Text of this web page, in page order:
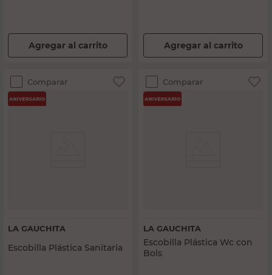
Agregar al carrito Agregar al carrito
Comparar
LA GAUCHITA
Escobilla Plástica Sanitaria
Comparar
LA GAUCHITA
Escobilla Plástica Wc con
Bols